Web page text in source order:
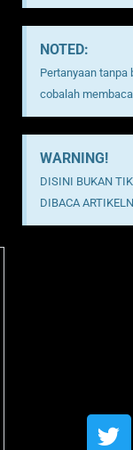
NOTED:
Pertanyaan tanpa
cobalah
WARNING!
DISINI BUKAN
DIBACA